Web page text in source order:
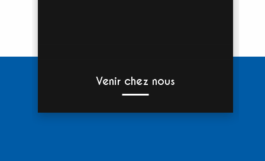
Venir chez nous